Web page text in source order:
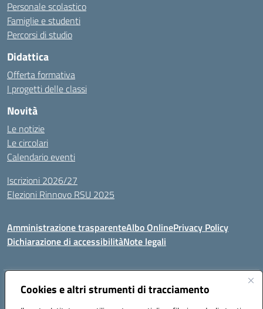
Cookies e altri strumenti di tracciamento
Personale scolastico
Famiglie e studenti
Percorsi di studio
Didattica
Offerta formativa
I progetti delle classi
Novità
Le notizie
Le circolari
Calendario eventi
Iscrizioni 2026/27
Elezioni Rinnovo RSU 2025
Amministrazione trasparenteAlbo OnlinePrivacy Policy
Dichiarazione di accessibilitàNote legali
Indirizzo:Via Cadore 1, 60124 Ancona